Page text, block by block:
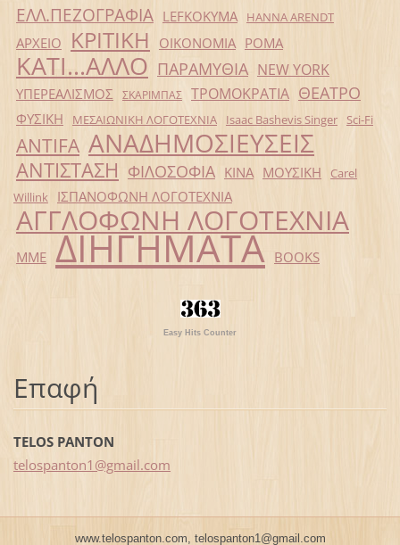
ΕΛΛ.ΠΕΖΟΓΡΑΦΙΑ LEFKOKYMA HANNA ARENDT
ΑΡΧΕΙΟ ΚΡΙΤΙΚΗ ΟΙΚΟΝΟΜΙΑ ΡΟΜΑ
ΚΑΤΙ...ΑΛΛΟ ΠΑΡΑΜΥΘΙΑ NEW YORK
ΥΠΕΡΕΑΛΙΣΜΟΣ ΣΚΑΡΙΜΠΑΣ ΤΡΟΜΟΚΡΑΤΙΑ ΘΕΑΤΡΟ
ΦΥΣΙΚΗ ΜΕΣΑΙΩΝΙΚΗ ΛΟΓΟΤΕΧΝΙΑ Isaac Bashevis Singer Sci-Fi
ANTIFA ΑΝΑΔΗΜΟΣΙΕΥΣΕΙΣ
ΑΝΤΙΣΤΑΣΗ ΦΙΛΟΣΟΦΙΑ ΚΙΝΑ ΜΟΥΣΙΚΗ
Carel
Willink
ΙΣΠΑΝΟΦΩΝΗ ΛΟΓΟΤΕΧΝΙΑ
ΑΓΓΛΟΦΩΝΗ ΛΟΓΟΤΕΧΝΙΑ
ΜΜΕ ΔΙΗΓΗΜΑΤΑ BOOKS
Easy Hits Counter
Επαφή
TELOS PANTON
telospanton1@gmail.com
www.telospanton.com, telospanton1@gmail.com